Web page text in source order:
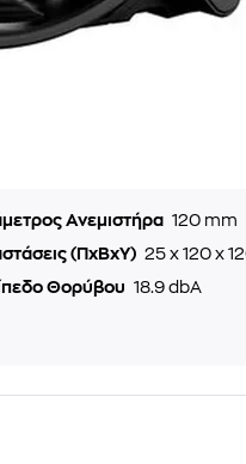
Ανεμιστήρα 120 mm
(ΠxΒxΥ) 25 x 120 x
Θορύβου 18.9 dbA